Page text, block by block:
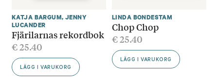
KATJA BARGUM, JENNY
LUCANDER
Fjärilarnas rekordbok
€25.40
LÄGG I VARUKORG
LINDA BONDESTAM
Chop Chop
€25.40
LÄGG I VARUKORG